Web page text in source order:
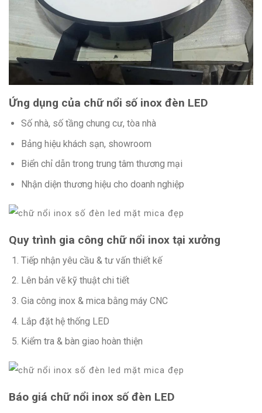
Ứng dụng của chữ nổi số inox đèn LED
Số nhà, số tầng chung cư, tòa nhà
Bảng hiệu khách sạn, showroom
Biển chỉ dẫn trong trung tâm thương mại
Nhận diện thương hiệu cho doanh nghiệp
Quy trình gia công chữ nổi inox tại xưởng
Tiếp nhận yêu cầu & tư vấn thiết kế
Lên bản vẽ kỹ thuật chi tiết
Gia công inox & mica bằng máy CNC
Lắp đặt hệ thống LED
Kiểm tra & bàn giao hoàn thiện
Báo giá chữ nổi inox số đèn LED